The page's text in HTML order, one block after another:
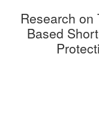
Research on
Based